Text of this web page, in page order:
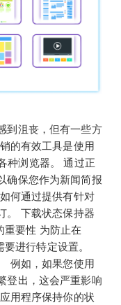
到沮丧，但有一些方
的有效工具是使用
种浏览器。 通过正
确保您作为新闻简报
何通过提供有针对
。 下载状态保持器
要性 为防止在
进行特定设置。
例如，如果您使用
登出，这会严重影响
用程序保持你的状